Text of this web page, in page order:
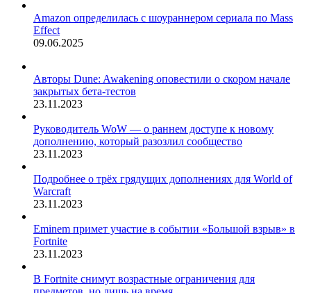
Amazon определилась с шоураннером сериала по Mass
Effect
09.06.2025
Авторы Dune: Awakening оповестили о скором начале
закрытых бета-тестов
23.11.2023
Руководитель WoW — о раннем доступе к новому
дополнению, который разозлил сообщество
23.11.2023
Подробнее о трёх грядущих дополнениях для World of
Warcraft
23.11.2023
Eminem примет участие в событии «Большой взрыв» в
Fortnite
23.11.2023
В Fortnite снимут возрастные ограничения для